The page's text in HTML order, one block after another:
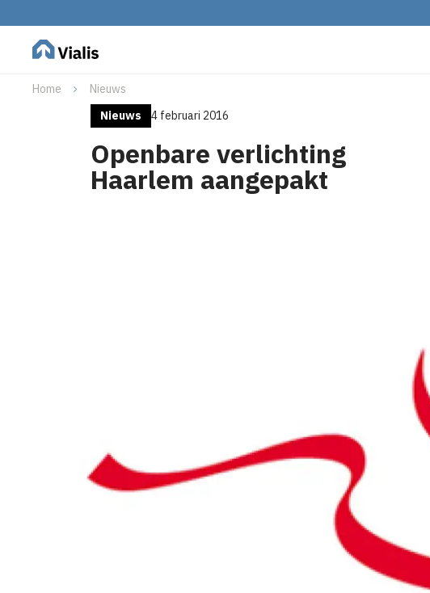
Home
Nieuws
Nieuws
4 februari 2016
Openbare verlichting
Haarlem aangepakt